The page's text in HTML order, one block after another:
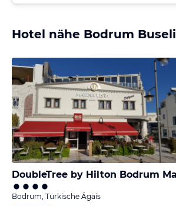
Hotel nähe Bodrum
Bodrum, Türkische Ägäis